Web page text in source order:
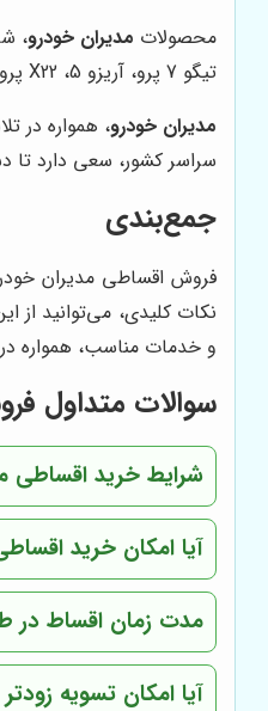
محصولات مدیران خودرو،
تیگو 7 پرو، آریزو 5، X22 پرو و ام وی ام X33s اشاره کرد.
مدیران خودرو، همواره در
سراسر کشور، سعی دارد تا
جمع‌بندی
فروش اقساطی مدیران
نکات کلیدی، می‌توانید
و خدمات مناسب، همواره
سوالات متداول
شرایط خرید اقساطی
آیا امکان خرید
مدت زمان اقساط در
آیا امکان تسویه